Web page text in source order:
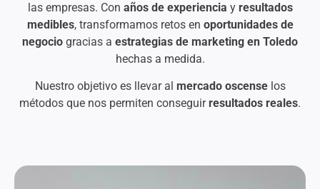
las empresas. Con años de experiencia y resultados
medibles, transformamos retos en oportunidades de
negocio gracias a estrategias de marketing en Toledo
hechas a medida.
Nuestro objetivo es llevar al mercado oscenselos
métodos que nos permiten conseguirresultados reales.